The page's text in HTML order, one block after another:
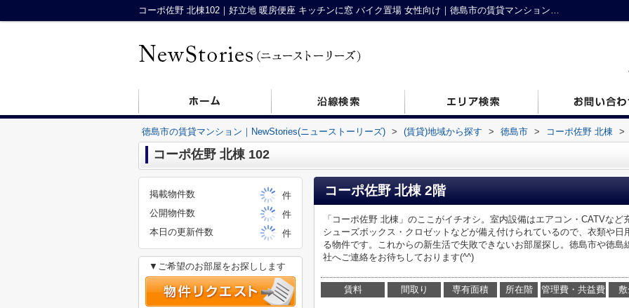
コーポ佐野 北棟102｜好立地 暖房便座 キッチンに窓 バイク置場 女性向け｜徳島市の賃貸マンション｜NewStories(ニューストーリーズ)
徳島市の賃貸マンション｜NewStories(ニューストーリーズ) > (賃貸)地域から探す > 徳島市 > コーポ佐野 北棟 >
コーポ佐野 北棟 102
コーポ佐野 北棟 2階
「コーポ佐野 北棟」のここがイチオシ。室内設備はエアコン・CATVな
シューズボックス・クロゼットなどが備え付けられているので、衣類や
る物件です。これからの新生活で失敗できないお部屋探し。徳島市や徳
社へご連絡をお待ちしております(^^)
賃料 間取り 専有面積 所在階 管理費・共益費
掲載物件数
件
公開物件数
件
本日の更新件数
件
▼ご希望のお部屋をお探しします